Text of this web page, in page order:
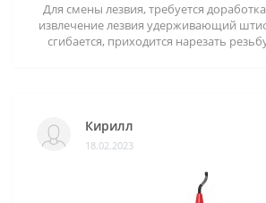
Для смены лезвия, требуется
извлечение лезвия удерживающий
сгибается, приходится нарезать
Кирилл
18.02.2023